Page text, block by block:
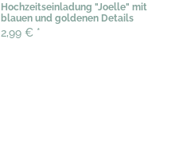
Hochzeitseinladung "Joelle" mit
blauen und goldenen Details
2,99 € *